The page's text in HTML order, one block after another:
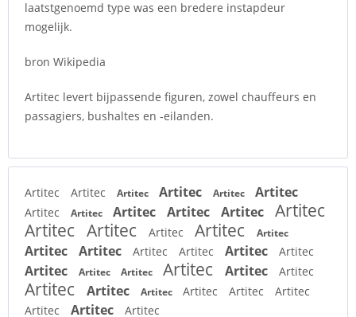
laatstgenoemd type was een bredere instapdeur
mogelijk.
bron Wikipedia
Artitec levert bijpassende figuren, zowel chauffeurs en
passagiers, bushaltes en -eilanden.
Artitec Artitec Artitec Artitec Artitec Artitec
Artitec Artitec Artitec Artitec Artitec
Artitec
Artitec Artitec Artitec Artitec Artitec
Artitec Artitec Artitec Artitec Artitec Artitec
Artitec Artitec Artitec Artitec Artitec Artitec
Artitec Artitec Artitec Artitec Artitec
Artitec
Artitec
Artitec Artitec